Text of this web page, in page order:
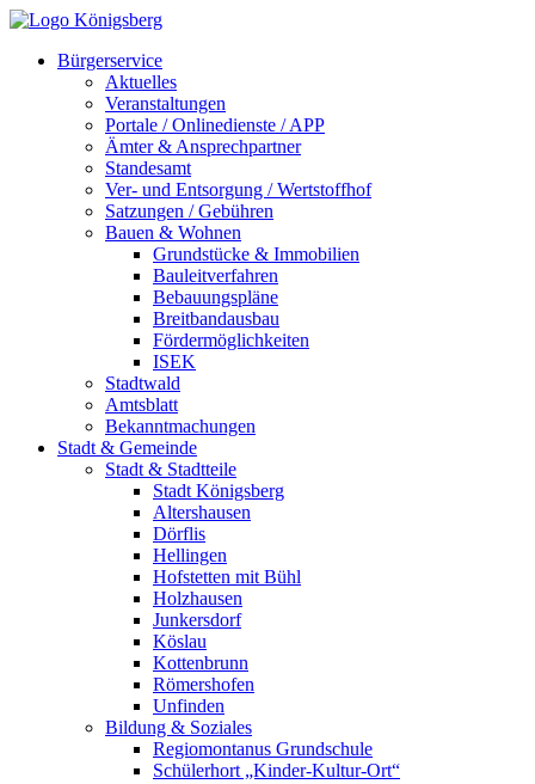
Bürgerservice
Aktuelles
Veranstaltungen
Portale / Onlinedienste / APP
Ämter & Ansprechpartner
Standesamt
Ver- und Entsorgung / Wertstoffhof
Satzungen / Gebühren
Bauen & Wohnen
Grundstücke & Immobilien
Bauleitverfahren
Bebauungspläne
Breitbandausbau
Fördermöglichkeiten
ISEK
Stadtwald
Amtsblatt
Bekanntmachungen
Stadt & Gemeinde
Stadt & Stadtteile
Stadt Königsberg
Altershausen
Dörflis
Hellingen
Hofstetten mit Bühl
Holzhausen
Junkersdorf
Köslau
Kottenbrunn
Römershofen
Unfinden
Bildung & Soziales
Regiomontanus Grundschule
Schülerhort „Kinder-Kultur-Ort“